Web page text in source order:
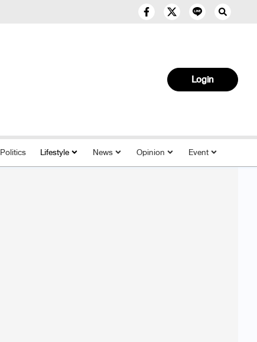
Login
Politics Lifestyle News Opinion Event